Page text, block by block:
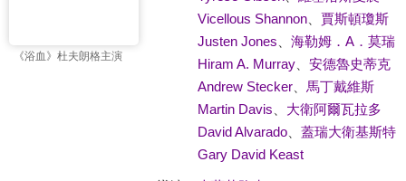
《浴血》杜夫朗格主演
Vicellous Shannon、 賈斯頓瓊斯
Justen Jones
海勒姆．A．莫瑞
Hiram A. Murray、 安德魯史蒂克
Andrew Stecker、 馬丁戴維斯
Martin Davis
大衛阿爾瓦拉多
David Alvarado、 蓋瑞大衛基斯特
Gary David Keast